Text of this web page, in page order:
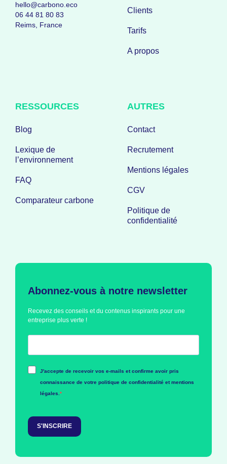
hello@carbono.eco
06 44 81 80 83
Reims, France
Clients
Tarifs
A propos
RESSOURCES
Blog
Lexique de
l’environnement
FAQ
Comparateur carbone
AUTRES
Contact
Recrutement
Mentions légales
CGV
Politique de
confidentialité
Abonnez-vous à notre newsletter
Recevez des conseils et du contenus inspirants pour une
entreprise plus verte !
J'accepte de recevoir vos e-mails et confirme avoir pris
connaissance de votre politique de confidentialité et mentions
légales.
S'INSCRIRE